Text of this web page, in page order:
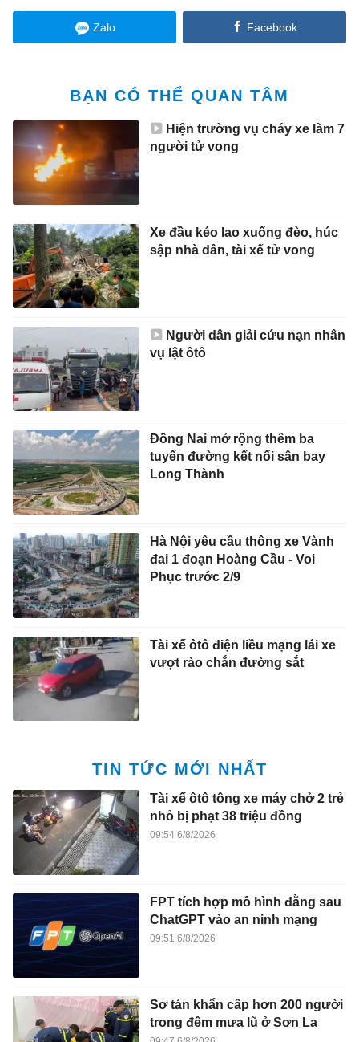
Zalo Facebook
BẠN CÓ THỂ QUAN TÂM
Hiện trường vụ cháy xe làm 7
người tử vong
Xe đầu kéo lao xuống đèo, húc
sập nhà dân, tài xế tử vong
Người dân giải cứu nạn nhân
vụ lật ôtô
Đồng Nai mở rộng thêm ba
tuyến đường kết nối sân bay
Long Thành
Hà Nội yêu cầu thông xe Vành
đai 1 đoạn Hoàng Cầu - Voi
Phục trước 2/9
Tài xế ôtô điện liều mạng lái xe
vượt rào chắn đường sắt
TIN TỨC MỚI NHẤT
Tài xế ôtô tông xe máy chở 2 trẻ
nhỏ bị phạt 38 triệu đồng
09:54 6/8/2026
FPT tích hợp mô hình đằng sau
ChatGPT vào an ninh mạng
09:51 6/8/2026
Sơ tán khẩn cấp hơn 200 người
trong đêm mưa lũ ở Sơn La